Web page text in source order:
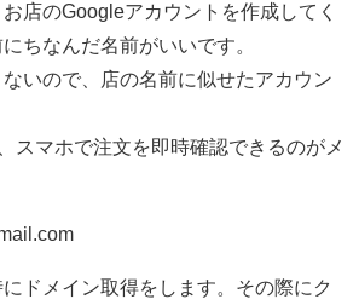
店のGoogleアカウントを作成してく
ちなんだ名前がいいです。
いので、店の名前に似せたアカウン
スマホで注文を即時確認できるのがメ
にドメイン取得をします。その際にク